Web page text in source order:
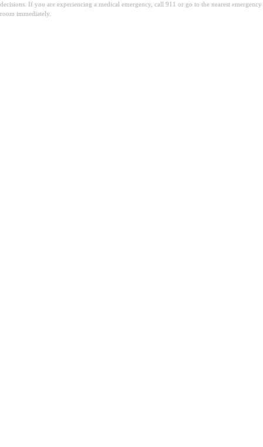
decisions. If you are experiencing a medical emergency, call 911 or go to the nearest emergency
room immediately.